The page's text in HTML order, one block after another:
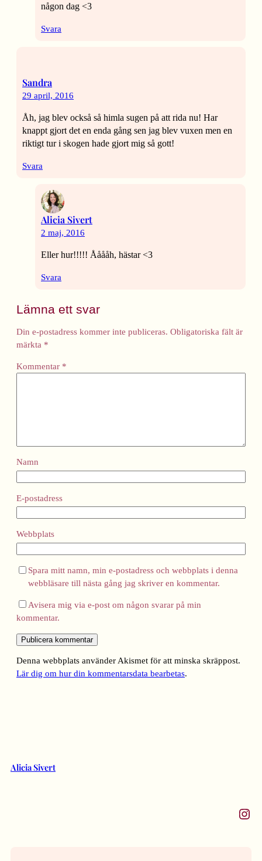
någon dag <3
Svara
Sandra
29 april, 2016
Åh, jag blev också så himla sugen på att rida nu! Har
knappt gjort det en enda gång sen jag blev vuxen men en
riktigt tur i skogen hade gjort mig så gott!
Svara
Alicia Sivert
2 maj, 2016
Eller hur!!!!! Ååååh, hästar <3
Svara
Lämna ett svar
Din e-postadress kommer inte publiceras. Obligatoriska fält är
märkta *
Kommentar *
Namn
E-postadress
Webbplats
Spara mitt namn, min e-postadress och webbplats i denna
webbläsare till nästa gång jag skriver en kommentar.
Avisera mig via e-post om någon svarar på min
kommentar.
Denna webbplats använder Akismet för att minska skräppost.
Lär dig om hur din kommentarsdata bearbetas.
Alicia Sivert
Instagram